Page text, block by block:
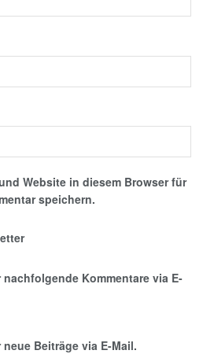
Website in diesem Browser für
speichern.
Kommentare via E-
Beiträge via E-Mail.